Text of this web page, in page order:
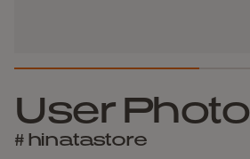
User Photo
# hinatastore